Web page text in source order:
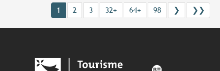
1 2 3 32+ 64+ 98 ❯ ❯❯